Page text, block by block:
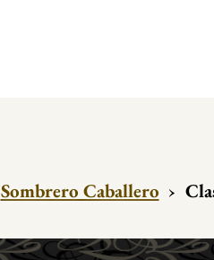
Sombrero Caballero ›